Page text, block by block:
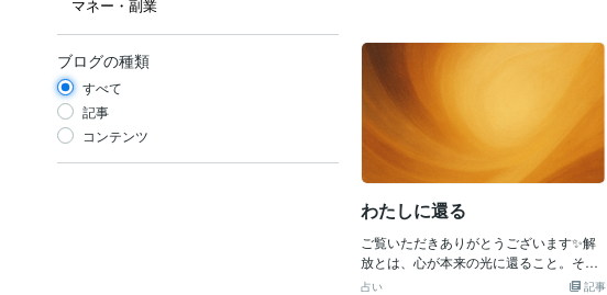
マネー・副業
ブログの種類
すべて
記事
コンテンツ
に。〜〜〜〜〜〜〜〜どんなに遠く感じ
ても本当は 光は ずっと内にいた忘れ
てしまった日も泣き疲れた夜も小さな灯
は 消えずに まるで胸の奥で 静かに
呼吸していた今日 あなたが静かに目を
閉じた時ふと、感じたあたたかさはその
灯がそっと手を伸ばしたしるし無理に進
まなくていい立ち止まっても、横になっ
てもいい光は 溢れる準備ができた時に
あなたを通して 世界へと流れていくか
らだから今日だけは ゆっくり息をして
「ここにいていい」と、自分に許してみ
てあなたの中の光は、いつもちゃんと目
わたしに還る
ご覧いただきありがとうございます✨解
放とは、心が本来の光に還ること。そん
な想いをことばにしました。解放とは手
記事
占い